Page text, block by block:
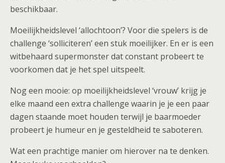
beschikbaar.
Moeilijkheidslevel ‘allochtoon’? Voor die spelers is de
challenge ‘solliciteren’ een stuk moeilijker. En er is een
witbehaard supermonster dat constant probeert te
voorkomen dat je het spel uitspeelt.
Nog een mooie: op moeilijkheidslevel ‘vrouw’ krijg je
elke maand een extra challenge waarin je je een paar
dagen staande moet houden terwijl je baarmoeder
probeert je humeur en je gesteldheid te saboteren.
Wat een prachtige manier om hierover na te denken.